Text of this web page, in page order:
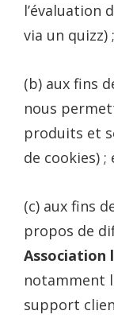
l’évaluation
via un quizz)
(b) aux fins
nous
produits et
de cookies) ;
(c) aux fins
propos de
Association
notamment
support